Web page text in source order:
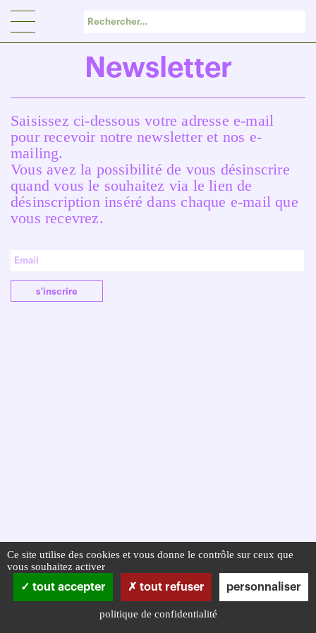
Newsletter
Saisissez ci-dessous votre adresse e-mail
pour recevoir notre newsletter et nos e-
mailing.
Vous avez la possibilité de vous désinscrire
quand vous le souhaitez via le lien de
désinscription inséré dans chaque e-mail que
vous recevrez.
s'inscrire
Ce site utilise des cookies et vous donne le contrôle sur ceux que
vous souhaitez activer
tout accepter
tout refuser personnaliser
politique de confidentialité